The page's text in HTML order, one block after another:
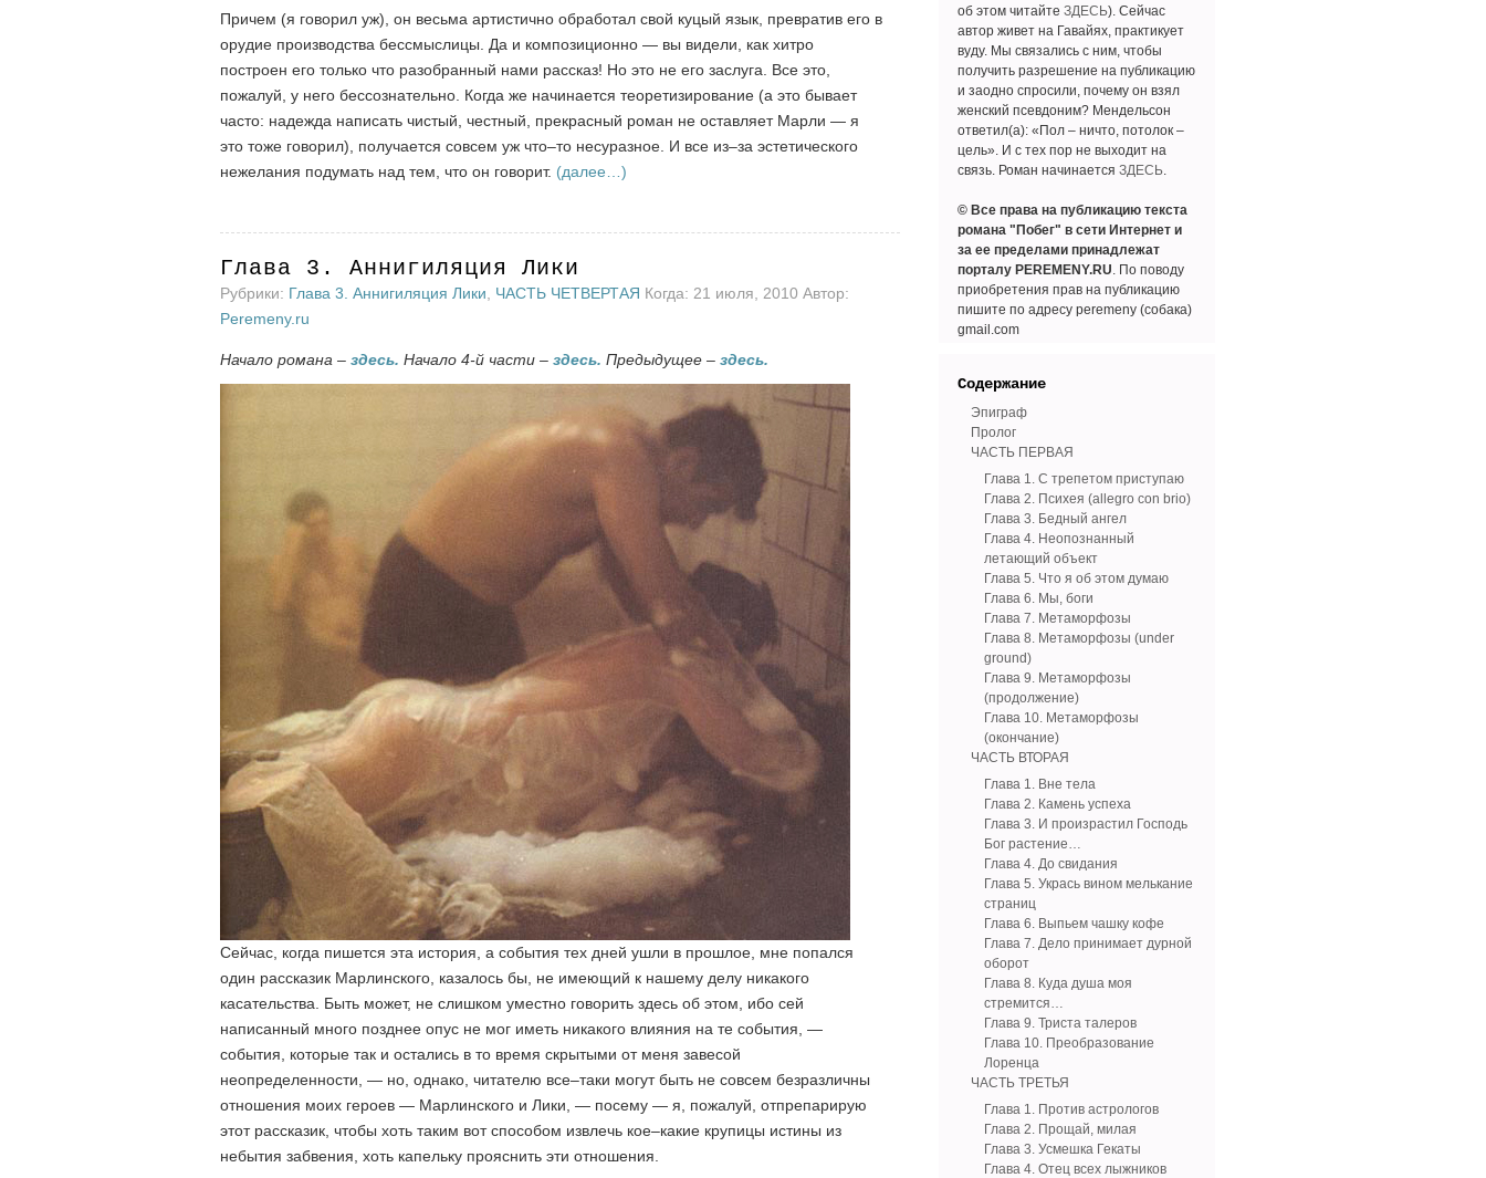
Причем (я говорил уж), он весьма артистично обработал свой куцый язык, превратив его в
орудие производства бессмыслицы. Да и композиционно — вы видели, как хитро
построен его только что разобранный нами рассказ! Но это не его заслуга. Все это,
пожалуй, у него бессознательно. Когда же начинается теоретизирование (а это бывает
часто: надежда написать чистый, честный, прекрасный роман не оставляет Марли — я
это тоже говорил), получается совсем уж что–то несуразное. И все из–за эстетического
нежелания подумать над тем, что он говорит. (далее…)
Глава 3. Аннигиляция Лики
Рубрики: Глава 3. Аннигиляция Лики ЧАСТЬ ЧЕТВЕРТАЯ Когда: 21 июля, 2010 Автор:
Peremeny.ru
Начало романа – здесь. Начало 4-й части – здесь. Предыдущее – здесь.
Сейчас, когда пишется эта история, а события тех дней ушли в прошлое, мне попался
один рассказик Марлинского, казалось бы, не имеющий к нашему делу никакого
касательства. Быть может, не слишком уместно говорить здесь об этом, ибо сей
написанный много позднее опус не мог иметь никакого влияния на те события, —
события, которые так и остались в то время скрытыми от меня завесой
неопределенности, — но, однако, читателю все–таки могут быть не совсем безразличны
отношения моих героев — Марлинского и Лики, — посему — я, пожалуй, отпрепарирую
этот рассказик, чтобы хоть таким вот способом извлечь кое–какие крупицы истины из
небытия забвения, хоть капельку прояснить эти отношения.
об этом читайте ЗДЕСЬ). Сейчас
автор живет на Гавайях, практикует
вуду. Мы связались с ним, чтобы
получить разрешение на публикацию
и заодно спросили, почему он взял
женский псевдоним? Мендельсон
ответил(а): «Пол – ничто, потолок –
цель». И с тех пор не выходит на
связь. Роман начинается ЗДЕСЬ.
© Все права на публикацию текста
романа "Побег" в сети Интернет и
за ее пределами принадлежат
порталу PEREMENY.RU. По поводу
приобретения прав на публикацию
пишите по адресу peremeny (собака)
gmail.com
Содержание
Эпиграф
Пролог
ЧАСТЬ ПЕРВАЯ
Глава 1. С трепетом приступаю
Глава 2. Психея (allegro con brio)
Глава 3. Бедный ангел
Глава 4. Неопознанный
летающий объект
Глава 5. Что я об этом думаю
Глава 6. Мы, боги
Глава 7. Метаморфозы
Глава 8. Метаморфозы (under
ground)
Глава 9. Метаморфозы
(продолжение)
Глава 10. Метаморфозы
(окончание)
ЧАСТЬ ВТОРАЯ
Глава 1. Вне тела
Глава 2. Камень успеха
Глава 3. И произрастил Господь
Бог растение…
Глава 4. До свидания
Глава 5. Укрась вином мелькание
страниц
Глава 6. Выпьем чашку кофе
Глава 7. Дело принимает дурной
оборот
Глава 8. Куда душа моя
стремится…
Глава 9. Триста талеров
Глава 10. Преобразование
Лоренца
ЧАСТЬ ТРЕТЬЯ
Глава 1. Против астрологов
Глава 2. Прощай, милая
Глава 3. Усмешка Гекаты
Глава 4. Отец всех лыжников